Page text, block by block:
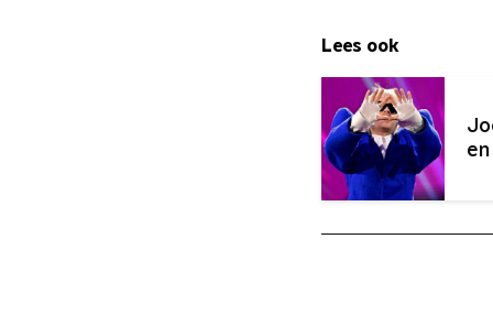
Lees ook